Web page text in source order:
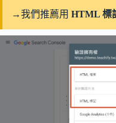
→我們推薦用 HTML 標